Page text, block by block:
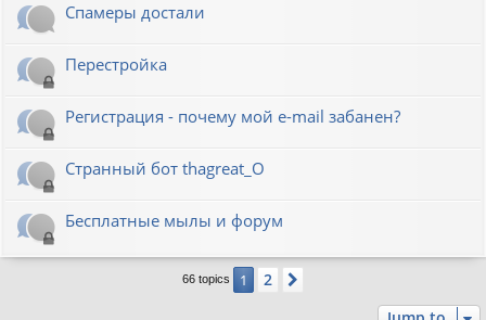
Спамеры достали
Перестройка
Регистрация - почему мой e-mail забанен?
Странный бот thagreat_O
Бесплатные мылы и форум
66 topics 1 2